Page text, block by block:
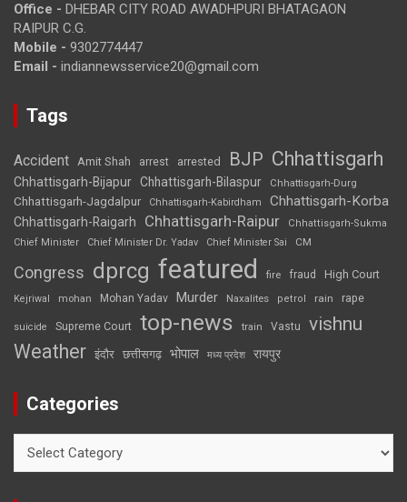
Office - DHEBAR CITY ROAD AWADHPURI BHATAGAON
RAIPUR C.G.
Mobile - 9302774447
Email - indiannewsservice20@gmail.com
Tags
Accident Amit Shah arrest arrested BJP Chhattisgarh
Chhattisgarh-Bijapur Chhattisgarh-Bilaspur Chhattisgarh-Durg
Chhattisgarh-Jagdalpur Chhattisgarh-Kabirdham Chhattisgarh-Korba
Chhattisgarh-Raigarh Chhattisgarh-Raipur
Chhattisgarh-Sukma
Chief Minister
Chief Minister Dr. Yadav Chief Minister Sai CM
Congress dprcg featured fire fraud High Court
Kejriwal mohan Mohan Yadav Murder Naxalites petrol rain rape
suicide Supreme Court top-news train Vastu vishnu
Weather इंदौर छत्तीसगढ़ भोपाल मध्य प्रदेश रायपुर
Categories